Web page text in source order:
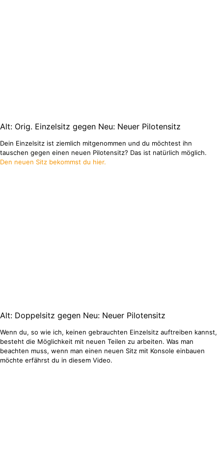
Alt: Orig. Einzelsitz gegen Neu: Neuer Pilotensitz
Dein Einzelsitz ist ziemlich mitgenommen und du möchtest ihn
tauschen gegen einen neuen Pilotensitz? Das ist natürlich möglich.
Den neuen Sitz bekommst du hier.
Alt: Doppelsitz gegen Neu: Neuer Pilotensitz
Wenn du, so wie ich, keinen gebrauchten Einzelsitz auftreiben kannst,
besteht die Möglichkeit mit neuen Teilen zu arbeiten. Was man
beachten muss, wenn man einen neuen Sitz mit Konsole einbauen
möchte erfährst du in diesem Video.